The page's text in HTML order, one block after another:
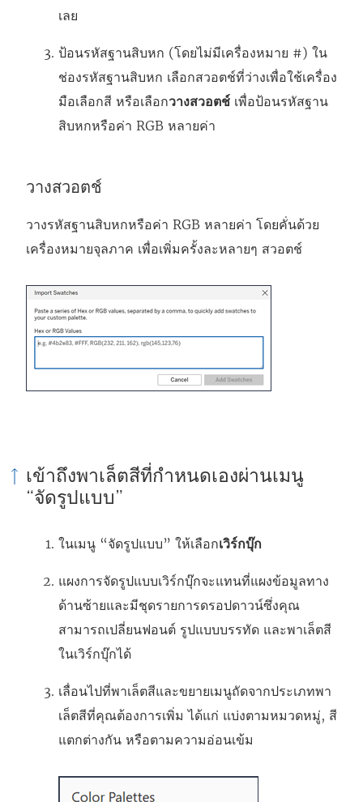
เลย
ป้อนรหัสฐานสิบหก (โดยไม่มีเครื่องหมาย #) ใน
ช่องรหัสฐานสิบหก เลือกสวอตช์ที่ว่างเพื่อใช้เครื่อง
มือเลือกสี หรือเลือกวางสวอตช์ เพื่อป้อนรหัสฐาน
สิบหกหรือค่า RGB หลายค่า
วางสวอตช์
วางรหัสฐานสิบหกหรือค่า RGB หลายค่า โดยคั่นด้วย
เครื่องหมายจุลภาค เพื่อเพิ่มครั้งละหลายๆ สวอตช์
เข้าถึงพาเล็ตสีที่กําหนดเองผ่านเมนู
“จัดรูปแบบ”
ในเมนู “จัดรูปแบบ” ให้เลือกเวิร์กบุ๊ก
แผงการจัดรูปแบบเวิร์กบุ๊กจะแทนที่แผงข้อมูลทาง
ด้านซ้ายและมีชุดรายการดรอปดาวน์ซึ่งคุณ
สามารถเปลี่ยนฟอนต์ รูปแบบบรรทัด และพาเล็ตสี
ในเวิร์กบุ๊กได้
เลื่อนไปที่พาเล็ตสีและขยายเมนูถัดจากประเภทพา
เล็ตสีที่คุณต้องการเพิ่ม ได้แก่ แบ่งตามหมวดหมู่, สี
แตกต่างกัน หรือตามความอ่อนเข้ม